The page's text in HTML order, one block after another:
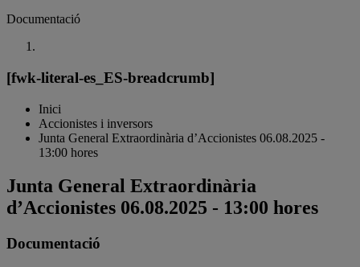
Documentació
[fwk-literal-es_ES-breadcrumb]
Inici
Accionistes i inversors
Junta General Extraordinària d’Accionistes 06.08.2025 -
13:00 hores
Junta General Extraordinària
d’Accionistes 06.08.2025 - 13:00 hores
Documentació